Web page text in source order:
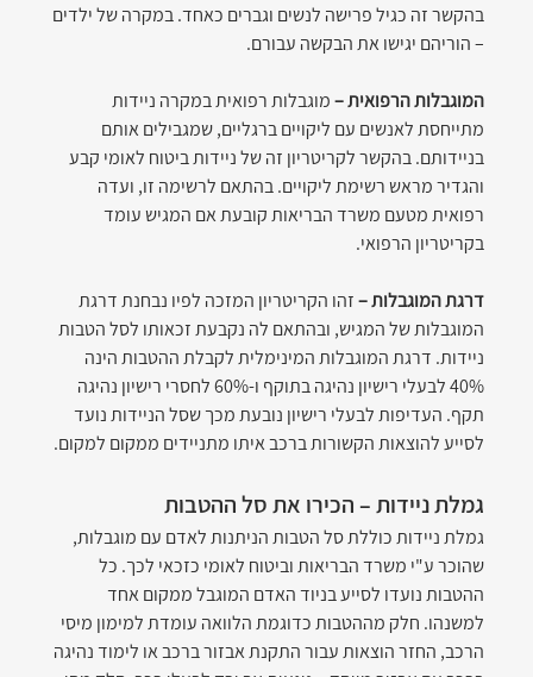
בהקשר זה כגיל פרישה לנשים וגברים כאחד. במקרה של ילדים
– הוריהם יגישו את הבקשה עבורם.
המוגבלות הרפואית – מוגבלות רפואית במקרה ניידות
מתייחסת לאנשים עם ליקויים ברגליים, שמגבילים אותם
בניידותם. בהקשר לקריטריון זה של ניידות ביטוח לאומי קבע
והגדיר מראש רשימת ליקויים. בהתאם לרשימה זו, ועדה
רפואית מטעם משרד הבריאות קובעת אם המגיש עומד
בקריטריון הרפואי.
דרגת המוגבלות – זהו הקריטריון המזכה לפיו נבחנת דרגת
המוגבלות של המגיש, ובהתאם לה נקבעת זכאותו לסל הטבות
ניידות. דרגת המוגבלות המינימלית לקבלת ההטבות הינה
40% לבעלי רישיון נהיגה בתוקף ו-60% לחסרי רישיון נהיגה
תקף. העדיפות לבעלי רישיון נובעת מכך שסל הניידות נועד
לסייע להוצאות הקשורות ברכב איתו מתניידים ממקום למקום.
גמלת ניידות – הכירו את סל ההטבות
גמלת ניידות כוללת סל הטבות הניתנות לאדם עם מוגבלות,
שהוכר ע"י משרד הבריאות וביטוח לאומי כזכאי לכך. כל
ההטבות נועדו לסייע בניוד האדם המוגבל ממקום אחד
למשנהו. חלק מההטבות כדוגמת הלוואה עומדת למימון מיסי
הרכב, החזר הוצאות עבור התקנת אבזור ברכב או לימוד נהיגה